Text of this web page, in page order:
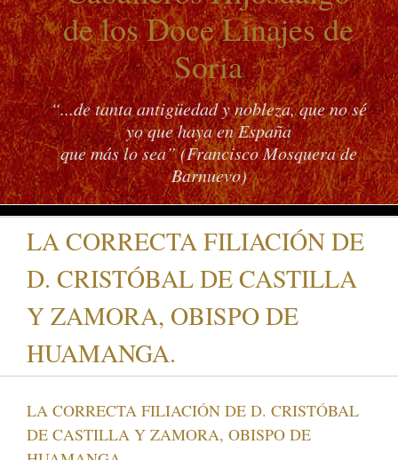
de los Doce Linajes de
Soria
“...de tanta antigüedad y nobleza, que no sé
yo que haya en España
que más lo sea” (Francisco Mosquera de
Barnuevo)
LA CORRECTA FILIACIÓN DE
D. CRISTÓBAL DE CASTILLA
Y ZAMORA, OBISPO DE
HUAMANGA.
LA CORRECTA FILIACIÓN DE D. CRISTÓBAL
DE CASTILLA Y ZAMORA, OBISPO DE